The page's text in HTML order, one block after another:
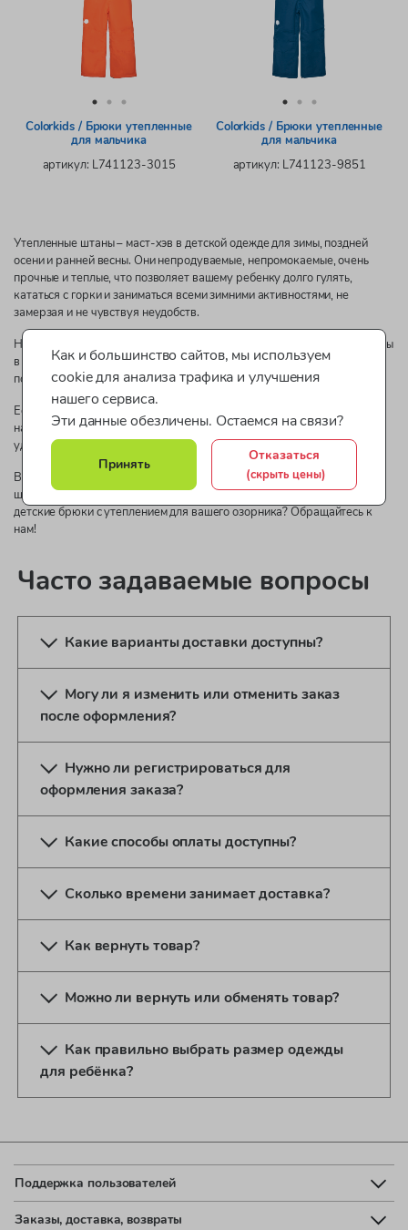
Colorkids / Брюки утепленные
для мальчика
артикул: L741123-3015
Colorkids / Брюки утепленные
для мальчика
артикул: L741123-9851
Утепленные штаны – маст-хэв в детской одежде для зимы, поздней
осени и ранней весны. Они непродуваемые, непромокаемые, очень
прочные и теплые, что позволяет вашему ребенку долго гулять,
кататься с горки и заниматься всеми зимними активностями, не
замерзая и не чувствуя неудобств.
На сайте Boomkids.by утепленные штаны для мальчиков представлены
в лаконичных немарких расцветках, каждая модель имеет завязки на
поясе либо подтяжки и удобные карманы.
Если вам нужно купить утепленные брюки для мальчика, заходите в
наш каталог. Обратите внимание на приемлемые цены и варианты
удобной доставки по Минску и Беларуси.
В продаже в нашем каталоге множество различных моделей теплых
штанов от проверенных производителей. Хотите недорого заказать
детские брюки с утеплением для вашего озорника? Обращайтесь к
нам!
Часто задаваемые вопросы
Какие варианты доставки доступны?
Могу ли я изменить или отменить заказ
после оформления?
Нужно ли регистрироваться для
оформления заказа?
Какие способы оплаты доступны?
Сколько времени занимает доставка?
Как вернуть товар?
Можно ли вернуть или обменять товар?
Как правильно выбрать размер одежды
для ребёнка?
Поддержка пользователей
Заказы, доставка, возвраты
Как и большинство сайтов, мы используем
cookie для анализа трафика и улучшения
нашего сервиса.
Эти данные обезличены. Остаемся на связи?
Принять
Отказаться
(скрыть цены)